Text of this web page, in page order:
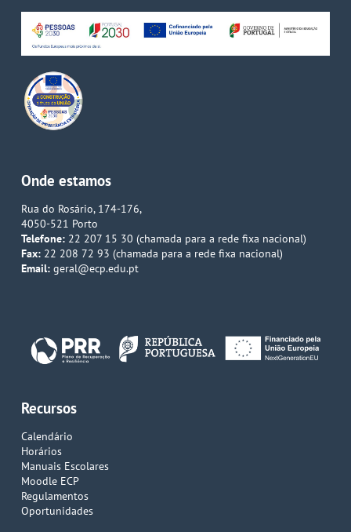
Onde estamos
Rua do Rosário, 174-176,
4050-521 Porto
Telefone:22 207 15 30 (chamada para a rede fixa nacional)
Fax:22 208 72 93 (chamada para a rede fixa nacional)
Email: geral@ecp.edu.pt
Recursos
Calendário
Horários
Manuais Escolares
Moodle ECP
Regulamentos
Oportunidades